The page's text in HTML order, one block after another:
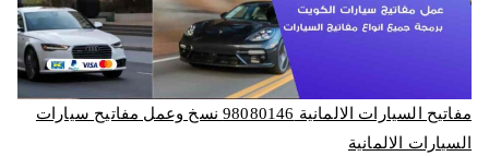
مفاتيح السيارات الالمانية 98080146‬ نسخ وعمل مفاتيح سيارات
السيارات الالمانية